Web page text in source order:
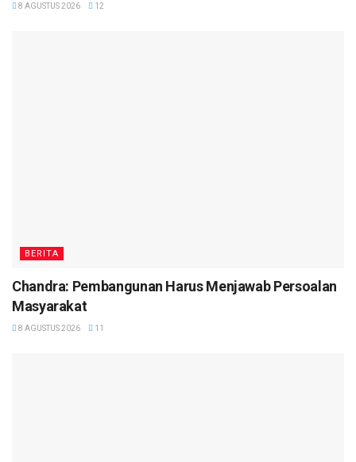
8 AGUSTUS 2026 12
BERITA
Chandra: Pembangunan Harus Menjawab Persoalan
Masyarakat
8 AGUSTUS 2026 11